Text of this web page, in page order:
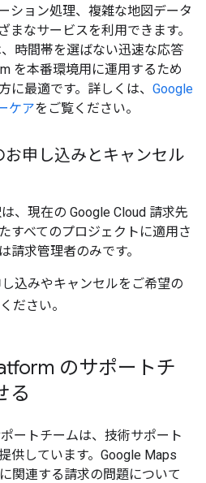
ション処理、複雑な地図データ
まなサービスを利用できます。
時間帯を選ばない迅速な応答
を本番環境用に運用するため
に最適です。詳しくは、 Google
ケアをご覧ください。
申し込みとキャンセル
、現在の Google Cloud 請求先
すべてのプロジェクトに適用さ
請求管理者のみです。
込みやキャンセルをご希望の
ください。
のサポートチ
る
ートチームは、技術サポート
供しています。Google Maps
関連する請求の問題について